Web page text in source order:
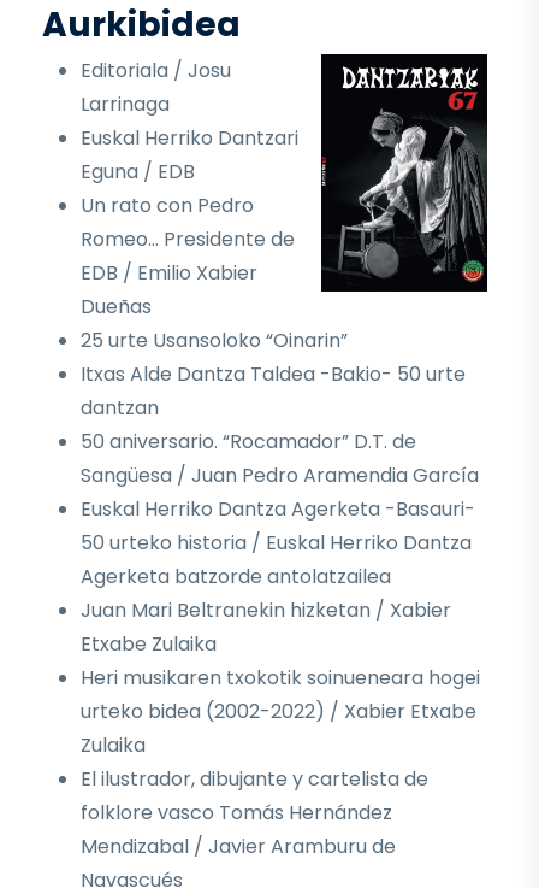
Aurkibidea
Editoriala / Josu
Larrinaga
Euskal Herriko Dantzari
Eguna / EDB
Un rato con Pedro
Romeo… Presidente de
EDB / Emilio Xabier
Dueñas
25 urte Usansoloko “Oinarin”
Itxas Alde Dantza Taldea -Bakio- 50 urte
dantzan
50 aniversario. “Rocamador” D.T. de
Sangüesa / Juan Pedro Aramendia García
Euskal Herriko Dantza Agerketa -Basauri-
50 urteko historia / Euskal Herriko Dantza
Agerketa batzorde antolatzailea
Juan Mari Beltranekin hizketan / Xabier
Etxabe Zulaika
Heri musikaren txokotik soinueneara hogei
urteko bidea (2002-2022) / Xabier Etxabe
Zulaika
El ilustrador, dibujante y cartelista de
folklore vasco Tomás Hernández
Mendizabal / Javier Aramburu de
Navascués